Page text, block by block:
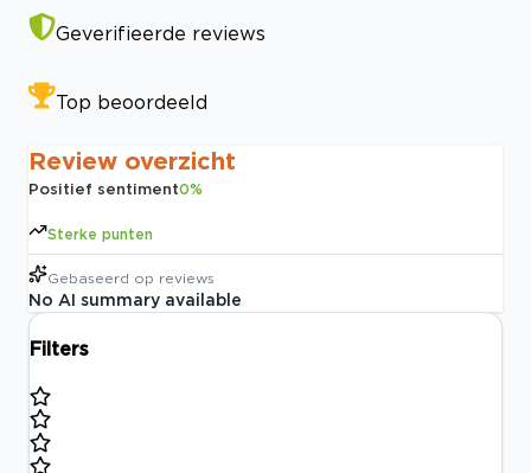
Geverifieerde reviews
Top beoordeeld
Review overzicht
Positief sentiment0%
Sterke punten
Gebaseerd op reviews
No AI summary available
Filters